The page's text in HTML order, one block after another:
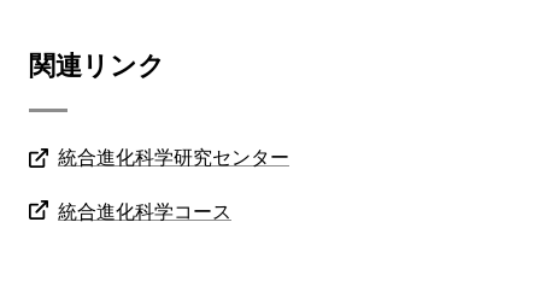
関連リンク
統合進化科学研究センター
統合進化科学コース